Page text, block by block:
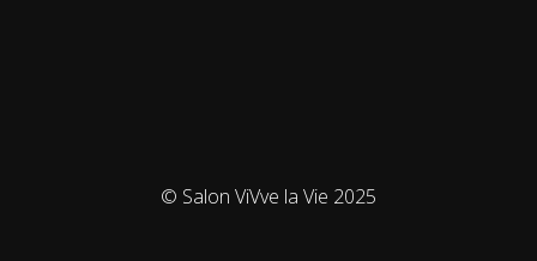
© Salon ViVve la Vie 2025